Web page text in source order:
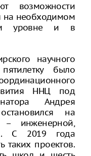
возможности
на необходимом
уровне и в
научного
было
ННЦ под
Андрея
на
– инженерной,
С 2019 года
таких проектов.